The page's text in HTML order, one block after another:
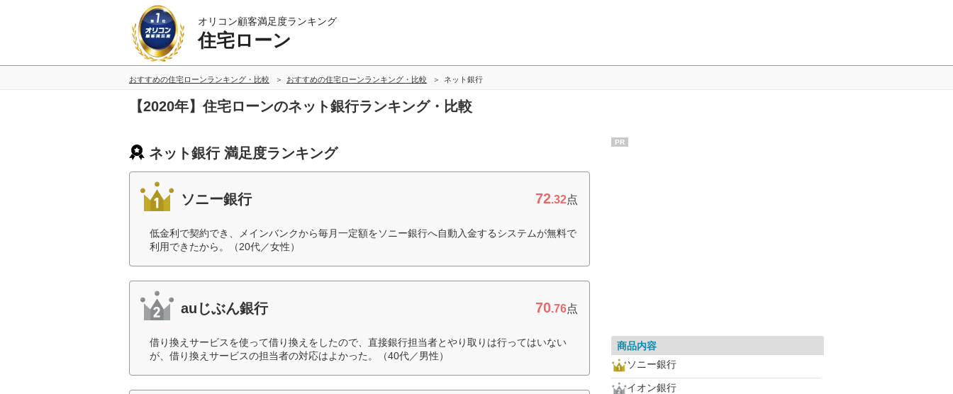
オリコン顧客満足度ランキング
住宅ローン
おすすめの住宅ローンランキング・比較 おすすめの住宅ローンランキング・比較 ネット銀行
【2020年】住宅ローンのネット銀行ランキング・比較
ネット銀行 満足度ランキング
ソニー銀行 72.32点
低金利で契約でき、メインバンクから毎月一定額をソニー銀行へ自動入金するシステムが無料で
利用できたから。（20代／女性）
auじぶん銀行 70.76点
借り換えサービスを使って借り換えをしたので、直接銀行担当者とやり取りは行ってはいない
が、借り換えサービスの担当者の対応はよかった。（40代／男性）
PR
商品内容
ソニー銀行
イオン銀行